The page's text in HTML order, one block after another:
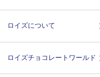
ロイズについて
ロイズチョコレートワールド